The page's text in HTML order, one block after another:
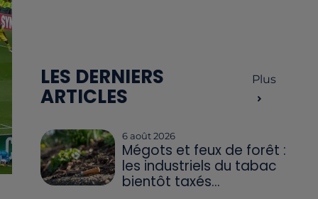
LES DERNIERS
ARTICLES
Plus
6 août 2026
Mégots et feux de forêt :
les industriels du tabac
bientôt taxés...